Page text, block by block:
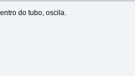
do tubo, oscila.